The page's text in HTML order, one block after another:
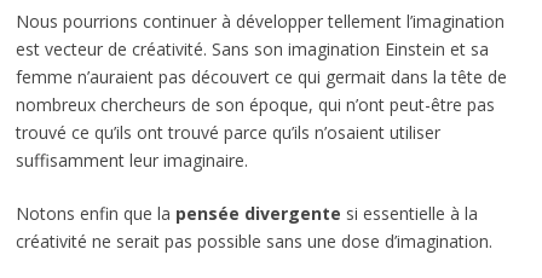
Nous pourrions continuer à développer tellement l’imagination
est vecteur de créativité. Sans son imagination Einstein et sa
femme n’auraient pas découvert ce qui germait dans la tête de
nombreux chercheurs de son époque, qui n’ont peut-être pas
trouvé ce qu’ils ont trouvé parce qu’ils n’osaient utiliser
suffisamment leur imaginaire.
Notons enfin que la pensée divergente si essentielle à la
créativité ne serait pas possible sans une dose d’imagination.